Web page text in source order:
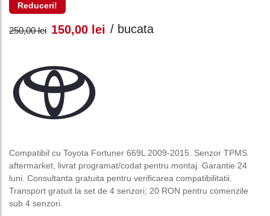
Reduceri!
250,00lei Prețul
a
fost:
150,00 lei Prețul
/ bucata
Compatibil cu Toyota Fortuner 669L 2009-2015. Senzor TPMS
aftermarket, livrat programat/codat pentru montaj. Garantie 24
luni. Consultanta gratuita pentru verificarea compatibilitatii.
Transport gratuit la set de 4 senzori; 20 RON pentru comenzile
sub 4 senzori.